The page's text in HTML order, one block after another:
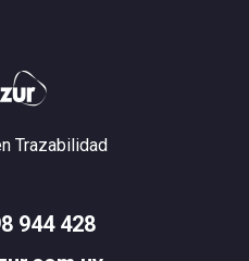
Trazabilidad
944 428